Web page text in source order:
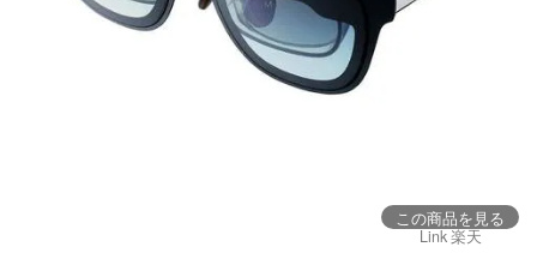
この商品を見る
Link 楽天